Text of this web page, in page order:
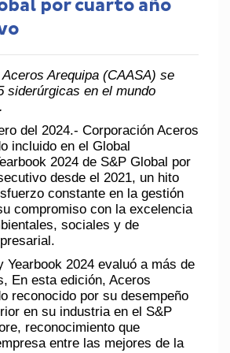
por cuarto año
Arequipa (CAASA) se
siderúrgicas en el mundo
del 2024.- Corporación Aceros
incluido en el Global
2024 de S&P Global por
desde el 2021, un hito
constante en la gestión
compromiso con la excelencia
sociales y de
Yearbook 2024 evaluó a más de
En esta edición, Aceros
reconocido por su desempeño
en su industria en el S&P
reconocimiento que
entre las mejores de la